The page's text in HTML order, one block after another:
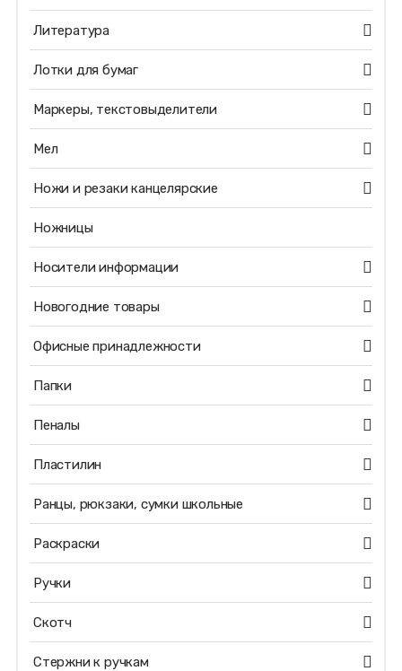
Литература
Лотки для бумаг
Маркеры, текстовыделители
Мел
Ножи и резаки канцелярские
Ножницы
Носители информации
Новогодние товары
Офисные принадлежности
Папки
Пеналы
Пластилин
Ранцы, рюкзаки, сумки школьные
Раскраски
Ручки
Скотч
Стержни к ручкам